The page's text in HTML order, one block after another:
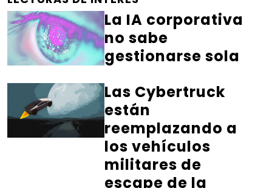
La IA corporativa
no sabe
gestionarse sola
Las Cybertruck
están
reemplazando a
los vehículos
militares de
escape de la